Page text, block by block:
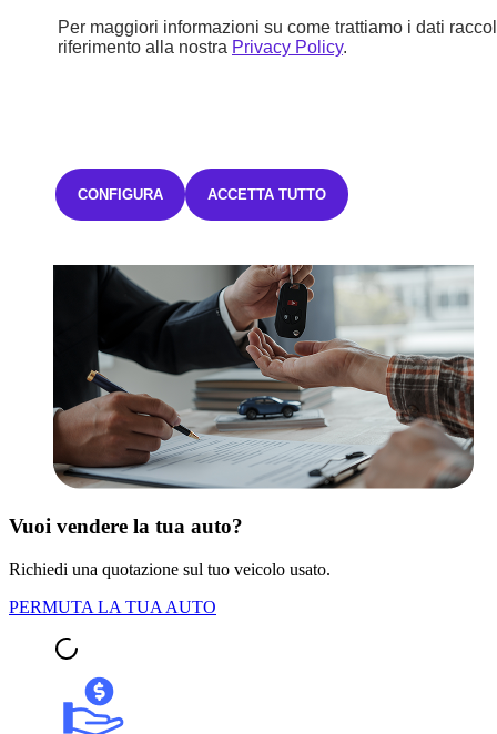
48 rate mensili.L'offerta è valida fino al 31/07/2026.Salvo
approvazione Stellantis Financial Services Italia S.p.A.
Vuoi vendere la tua auto?
Richiedi una quotazione sul tuo veicolo usato.
PERMUTA LA TUA AUTO
Per maggiori informazioni su come trattiamo i dati
riferimento alla nostra Privacy Policy.
CONFIGURA ACCETTA TUTTO